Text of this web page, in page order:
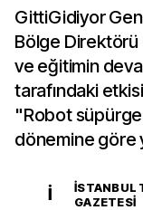
GittiGidiyor
Bölge Direktörü
ve eğitimin
tarafındaki
"Robot süpürge
dönemine göre
İ
İSTANBUL
GAZETESI